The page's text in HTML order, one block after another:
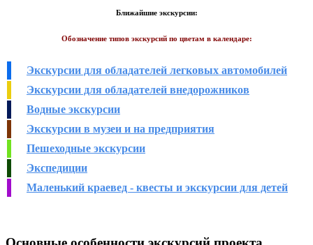
Ближайшие экскурсии:
Обозначение типов экскурсий по цветам в календаре:
Экскурсии для обладателей легковых автомобилей
Экскурсии для обладателей внедорожников
Водные экскурсии
Экскурсии в музеи и на предприятия
Пешеходные экскурсии
Экспедиции
Маленький краевед - квесты и экскурсии для детей